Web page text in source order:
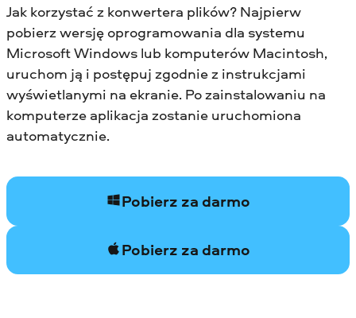
Jak korzystać z konwertera plików? Najpierw
pobierz wersję oprogramowania dla systemu
Microsoft Windows lub komputerów Macintosh,
uruchom ją i postępuj zgodnie z instrukcjami
wyświetlanymi na ekranie. Po zainstalowaniu na
komputerze aplikacja zostanie uruchomiona
automatycznie.
Pobierz za darmo
Pobierz za darmo